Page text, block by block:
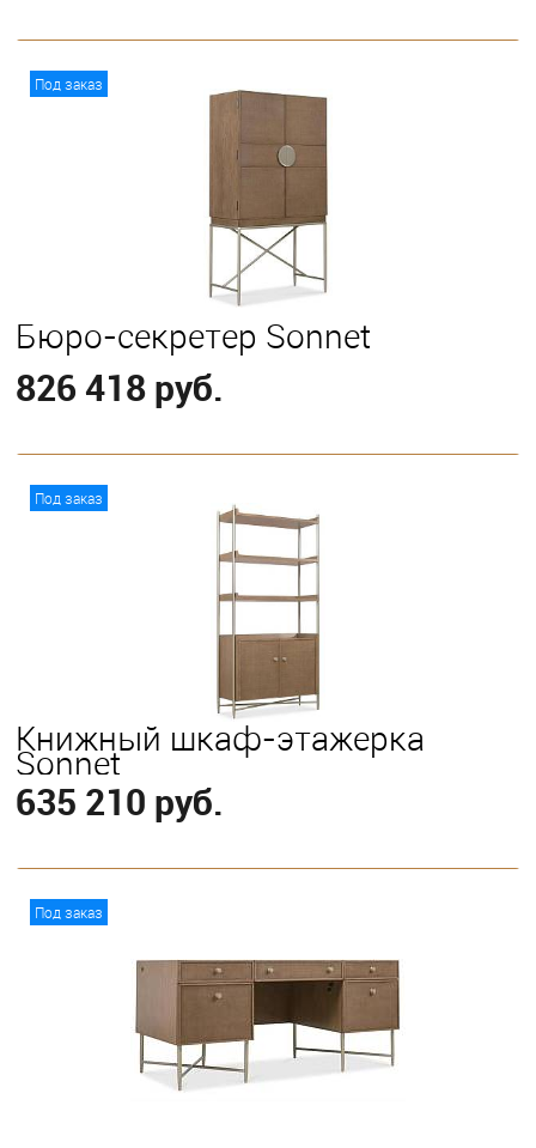
Под заказ
Бюро-секретер Sonnet
826 418 руб.
Под заказ
Книжный шкаф-этажерка
Sonnet
635 210 руб.
Под заказ